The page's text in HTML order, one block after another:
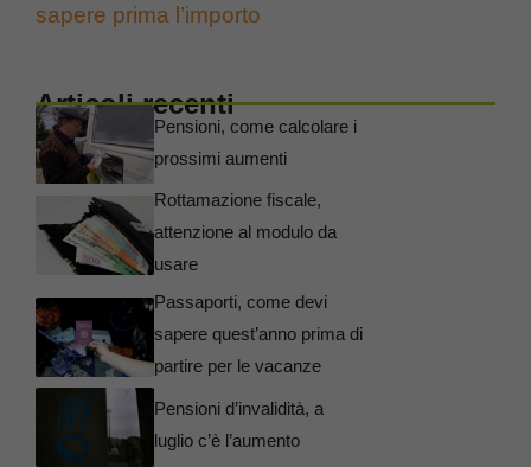
sapere prima l’importo
Articoli recenti
Pensioni, come calcolare i
prossimi aumenti
Rottamazione fiscale,
attenzione al modulo da
usare
Passaporti, come devi
sapere quest’anno prima di
partire per le vacanze
Pensioni d’invalidità, a
luglio c’è l’aumento